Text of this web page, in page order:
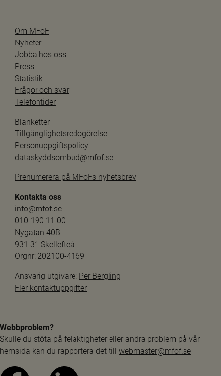
Om MFoF
Nyheter
Jobba hos oss
Press
Statistik
Frågor och svar
Telefontider
Blanketter
Tillgänglighetsredogörelse
Personuppgiftspolicy
dataskyddsombud@mfof.se
Prenumerera på MFoFs nyhetsbrev
Kontakta oss
info@mfof.se
010-190 11 00
Nygatan 40B
931 31 Skellefteå
Orgnr: 202100-4169
Ansvarig utgivare: Per Bergling
Fler kontaktuppgifter
Webbproblem?
Skulle du stöta på felaktigheter eller andra problem på vår
hemsida kan du rapportera det till webmaster@mfof.se